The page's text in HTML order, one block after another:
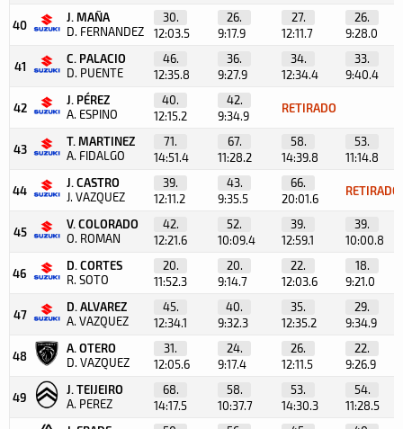
40
J. MAÑA
D. FERNANDEZ
30.
12:03.5
26.
9:17.9
27.
12:11.7
26.
9:28.0
41
C. PALACIO
D. PUENTE
46.
12:35.8
36.
9:27.9
34.
12:34.4
33.
9:40.4
42
J. PÉREZ
A. ESPINO
40.
12:15.2
42.
9:34.9
RETIRADO
43
T. MARTINEZ
A. FIDALGO
71.
14:51.4
67.
11:28.2
58.
14:39.8
53.
11:14.8
44
J. CASTRO
J. VAZQUEZ
39.
12:11.2
43.
9:35.5
66.
20:01.6
RETIRADO
45
V. COLORADO
O. ROMAN
42.
12:21.6
52.
10:09.4
39.
12:59.1
39.
10:00.8
46
D. CORTES
R. SOTO
20.
11:52.3
20.
9:14.7
22.
12:03.6
18.
9:21.0
47
D. ALVAREZ
A. VAZQUEZ
45.
12:34.1
40.
9:32.3
35.
12:35.2
29.
9:34.9
48
A. OTERO
D. VAZQUEZ
31.
12:05.6
24.
9:17.4
26.
12:11.5
22.
9:26.9
49
J. TEIJEIRO
A. PEREZ
68.
14:17.5
58.
10:37.7
53.
14:30.3
54.
11:28.5